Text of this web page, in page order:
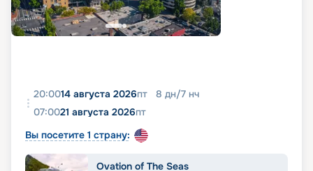
20:0014 августа 2026пт 8 дн/7 нч
07:0021 августа 2026пт
Вы посетите 1 страну:
Ovation of The Seas